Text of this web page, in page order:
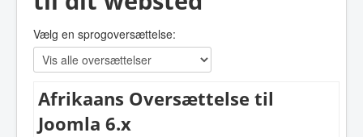
Vælg en sprogoversættelse:
Afrikaans Oversættelse til
Joomla 6.x